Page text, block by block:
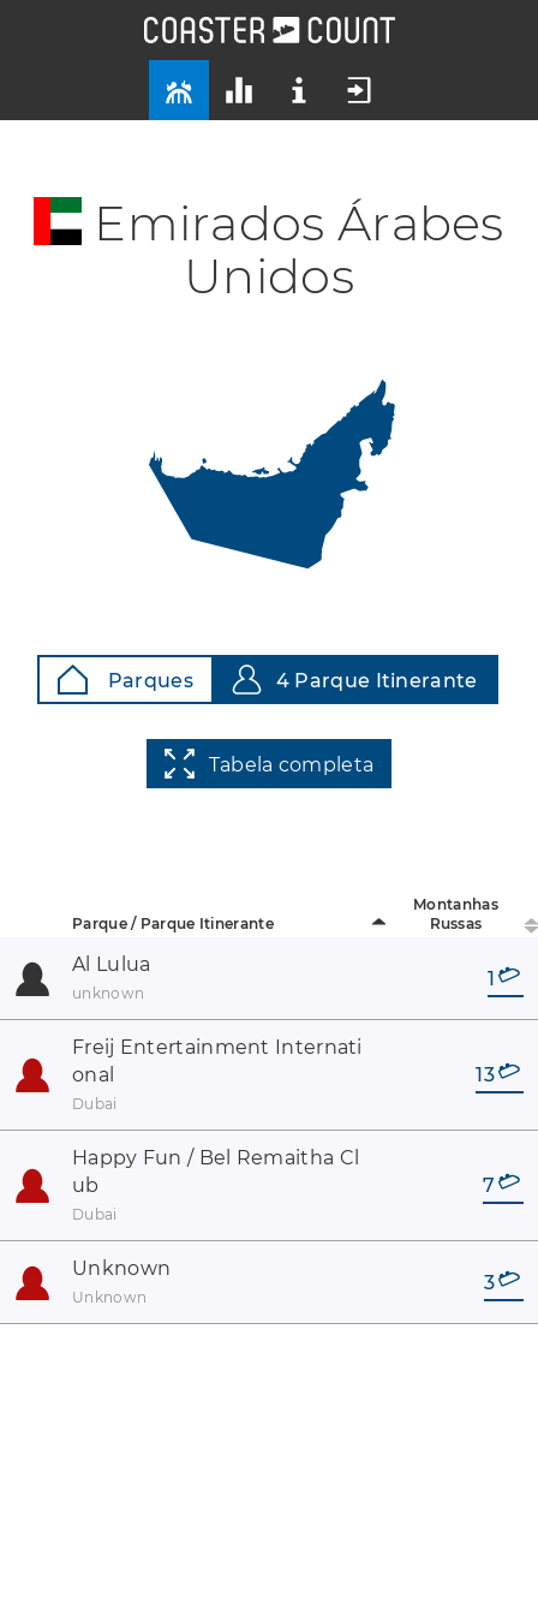
Emirados Árabes
Unidos
Parques 4 Parque Itinerante
Tabela completa
Parque / Parque Itinerante
Montanhas
Russas
Al Lulua
unknown
1
Freij Entertainment Internati
onal
Dubai
13
Happy Fun / Bel Remaitha Cl
ub
Dubai
7
Unknown
Unknown
3